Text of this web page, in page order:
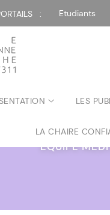
: Etudiants
LES
LA CHAIRE
ÉQUIPE